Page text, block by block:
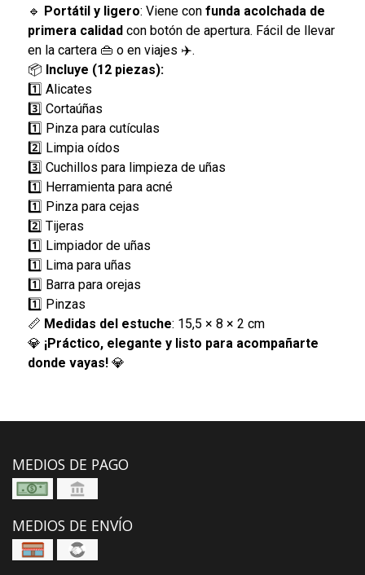
🔹 Portátil y ligero: Viene con funda acolchada de
primera calidadcon botón de apertura. Fácil de llevar
en la cartera 👜 o en viajes ✈️.
📦 Incluye (12 piezas):
1️⃣ Alicates
3️⃣ Cortaúñas
1️⃣ Pinza para cutículas
2️⃣ Limpia oídos
3️⃣ Cuchillos para limpieza de uñas
1️⃣ Herramienta para acné
1️⃣ Pinza para cejas
2️⃣ Tijeras
1️⃣ Limpiador de uñas
1️⃣ Lima para uñas
1️⃣ Barra para orejas
1️⃣ Pinzas
📏 Medidas del estuche: 15,5 × 8 × 2 cm
💎 ¡Práctico, elegante y listo para acompañarte
donde vayas!💎
MEDIOS DE PAGO
MEDIOS DE ENVÍO